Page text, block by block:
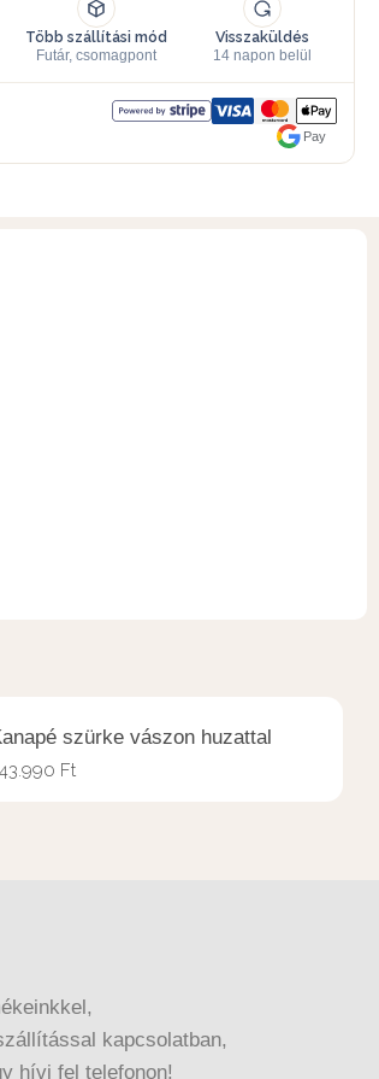
Több szállítási mód
Futár, csomagpont
Visszaküldés
14 napon belül
Pay
szürke vászon huzattal
Ft
kapcsolatban,
hívj fel telefonon!